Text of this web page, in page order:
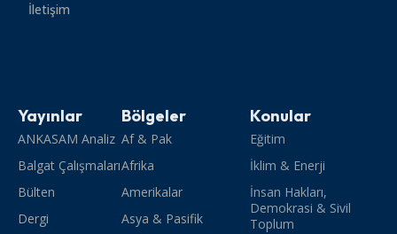
İletişim
Yayınlar
ANKASAM Analiz
Balgat Çalışmaları
Bülten
Dergi
Bölgeler
Af & Pak
Afrika
Amerikalar
Asya & Pasifik
Konular
Eğitim
İklim & Enerji
İnsan Hakları,
Demokrasi & Sivil
Toplum